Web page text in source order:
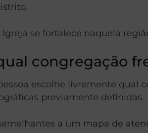
se fortalece naquela
congregação
escolhe livremente qual
previamente definidas.
a um mapa de